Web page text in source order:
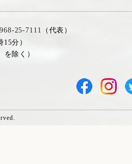
25-7111
（代表）
分）
除く）